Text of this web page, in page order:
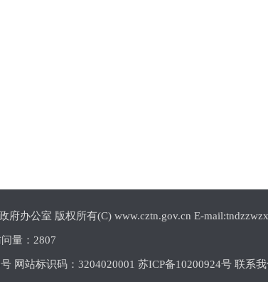
府办公室 版权所有(C) www.cztn.gov.cn E-
量： 2807
网站标识码：3204020001 苏ICP备10200924号 联系我